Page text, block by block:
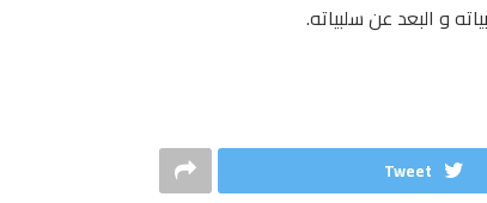
و البعد عن سلبياته.
Tweet